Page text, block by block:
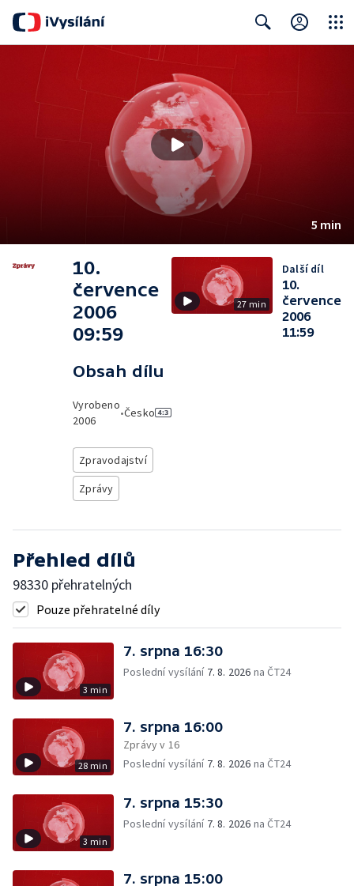
5 min
10.
července
2006
09:59
Obsah dílu
Vyrobeno
2006
•Česko
Zpravodajství
Zprávy
27 min
Další díl
10.
července
2006
11:59
Přehled dílů
98330 přehratelných
Pouze přehratelné díly
3 min
7. srpna 16:30
Poslední vysílání 7. 8. 2026 na ČT24
28 min
7. srpna 16:00
Zprávy v 16
Poslední vysílání 7. 8. 2026 na ČT24
3 min
7. srpna 15:30
Poslední vysílání 7. 8. 2026 na ČT24
7. srpna 15:00